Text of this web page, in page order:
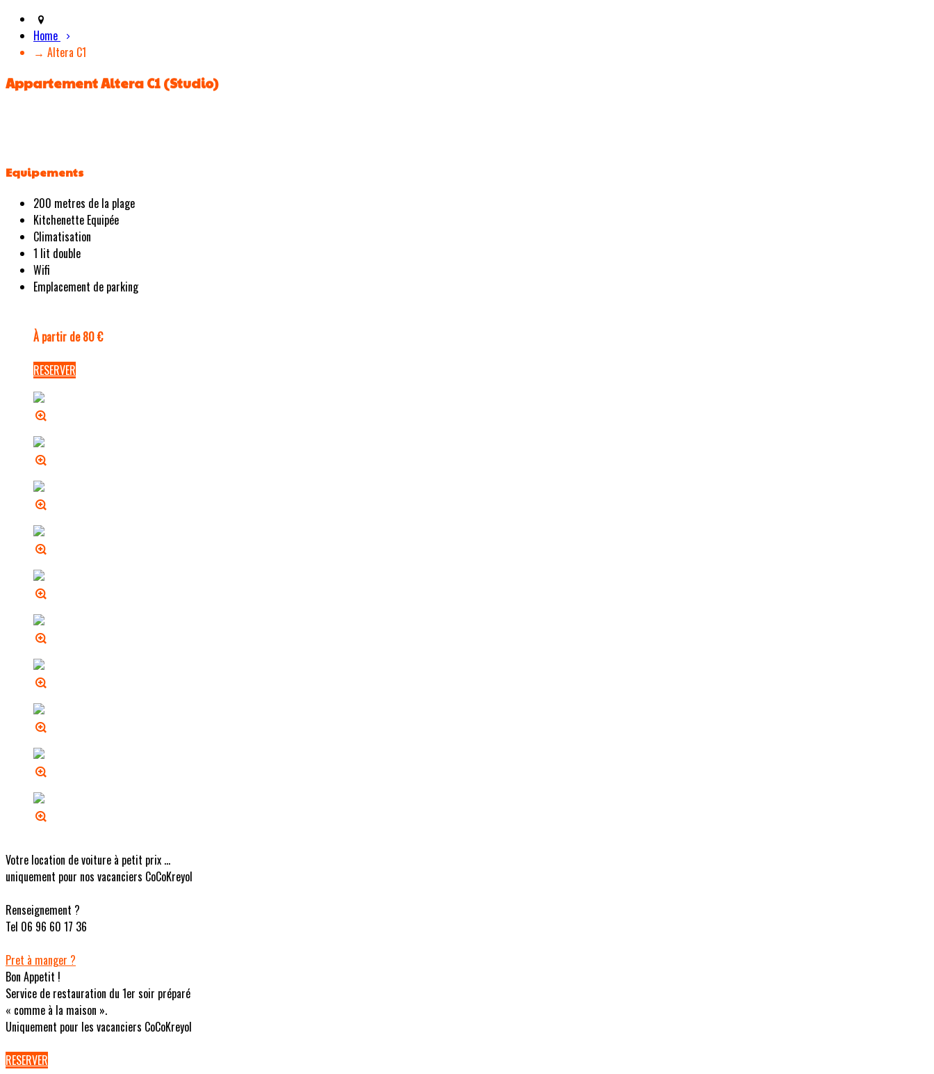
Home
→ Altera C1
Appartement Altera C1 (Studio)
Equipements
200 metres de la plage
Kitchenette Equipée
Climatisation
1 lit double
Wifi
Emplacement de parking
À partir de 80 €
RESERVER
Votre location de voiture à petit prix ...
uniquement pour nos vacanciers CoCoKreyol
Renseignement ?
Tel 06 96 60 17 36
Pret à manger ?
Bon Appetit !
Service de restauration du 1er soir préparé
« comme à la maison ».
Uniquement pour les vacanciers CoCoKreyol
RESERVER